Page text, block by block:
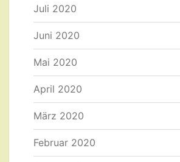
Juli 2020
Juni 2020
Mai 2020
April 2020
März 2020
Februar 2020